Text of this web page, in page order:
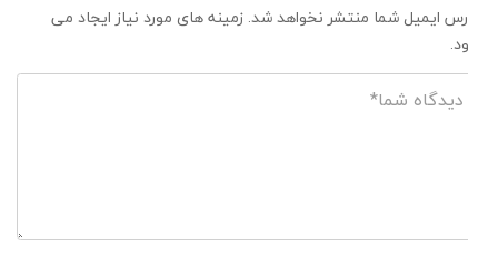
آدرس ایمیل شما منتشر نخواهد شد. زمینه های مورد نیاز ایجاد می
شود.